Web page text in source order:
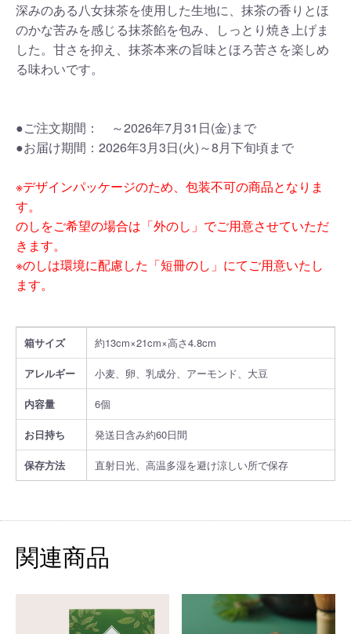
お買い物を続ける カートへ進む
深みのある八女抹茶を使用した生地に、抹茶の香りとほ
のかな苦みを感じる抹茶餡を包み、しっとり焼き上げま
した。甘さを抑え、抹茶本来の旨味とほろ苦さを楽しめ
る味わいです。
●ご注文期間： ～2026年7月31日(金)まで
●お届け期間：2026年3月3日(火)～8月下旬頃まで
※デザインパッケージのため、包装不可の商品となりま
す。
のしをご希望の場合は「外のし」でご用意させていただ
きます。
※のしは環境に配慮した「短冊のし」にてご用意いたし
ます。
箱サイズ 約13cm×21cm×高さ4.8cm
アレルギー 小麦、卵、乳成分、アーモンド、大豆
内容量 6個
お日持ち 発送日含み約60日間
保存方法 直射日光、高温多湿を避け涼しい所で保存
関連商品